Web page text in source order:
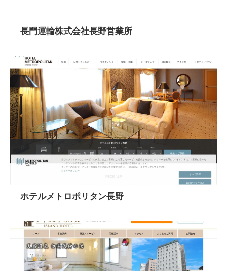
長門運輸株式会社長野営業所
ホテルメトロポリタン長野